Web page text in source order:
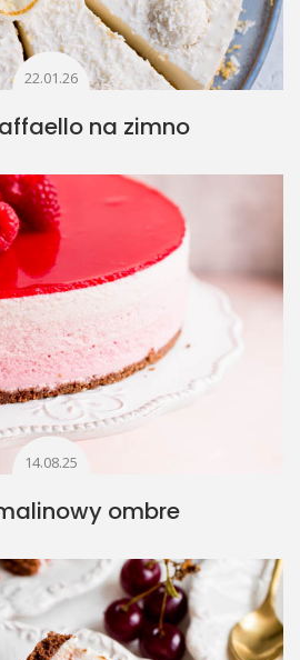
22.01.26
na zimno
14.08.25
ombre